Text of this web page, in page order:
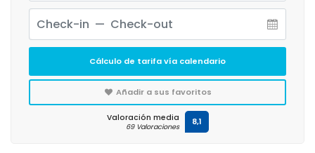
Cálculo de tarifa vía calendario
Añadir a sus favoritos
Valoración media
69 Valoraciones 8,1